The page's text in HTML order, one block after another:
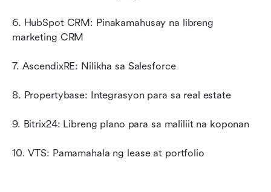
6. HubSpot CRM: Pinakamahusay na libreng
marketing CRM
7. AscendixRE: Nilikha sa Salesforce
8. Propertybase: Integrasyon para sa real estate
9. Bitrix24: Libreng plano para sa maliliit na koponan
10. VTS: Pamamahala ng lease at portfolio